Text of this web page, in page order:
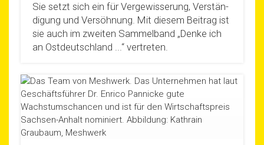
Sie setzt sich ein für Ver­ge­wis­se­rung, Ver­stän­
di­gung und Ver­söh­nung. Mit die­sem Bei­trag ist
sie auch im zwei­ten Sam­mel­band „Den­ke ich
an Ost­deutsch­land ...“ vertreten.